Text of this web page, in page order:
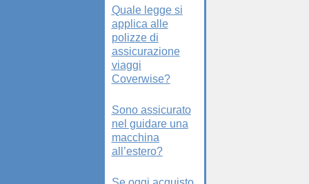
Quale legge si
applica alle
polizze di
assicurazione
viaggi
Coverwise?
Sono assicurato
nel guidare una
macchina
all’estero?